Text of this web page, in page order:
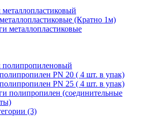
(Кратно 1м)
металлопластиковые
полипропиленовый
PN 20 ( 4 шт. в упак)
PN 25 ( 4 шт. в упак)
полипропилен (cоединительные
(3)